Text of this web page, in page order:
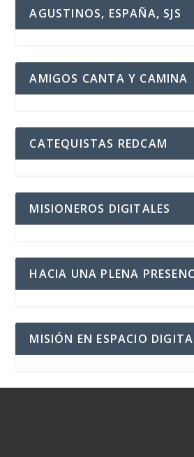
AGUSTINOS, ESPAÑA, SJS
AMIGOS CANTA Y CAMINA
CATEQUISTAS REDCAM
MISIONEROS DIGITALES
HACIA UNA PLENA
MISIÓN EN ESPACIO